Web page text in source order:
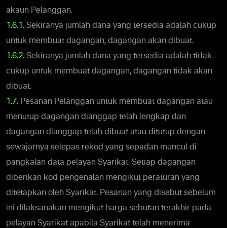
akaun Pelanggan.
1.6.1. Sekiranya jumlah dana yang tersedia adalah cukup
untuk membuat dagangan, dagangan akan dibuat.
1.6.2. Sekiranya jumlah dana yang tersedia adalah tidak
cukup untuk membuat dagangan, dagangan tidak akan
dibuat.
1.7. Pesanan Pelanggan untuk membuat dagangan atau
menutup dagangan dianggap telah lengkap dan
dagangan dianggap telah dibuat atau ditutup dengan
sewajarnya selepas rekod yang sepadan muncul di
pangkalan data pelayan Syarikat. Setiap dagangan
diberikan kod pengenalan mengikut peraturan yang
ditetapkan oleh Syarikat. Pesanan yang disebut sebelum
ini dilaksanakan mengikut harga sebutan terakhir pada
pelayan Syarikat apabila Syarikat telah menerima